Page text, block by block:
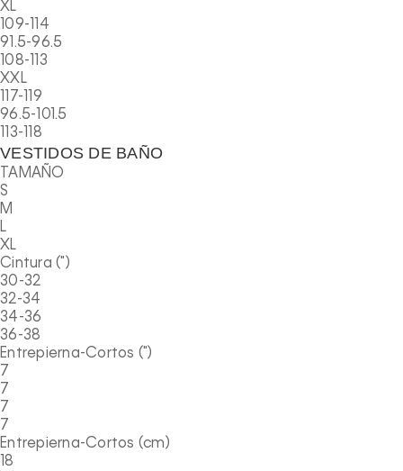
XL
109-114
91.5-96.5
108-113
XXL
117-119
96.5-101.5
113-118
VESTIDOS DE BAÑO
TAMAÑO
S
M
L
XL
Cintura (")
30-32
32-34
34-36
36-38
Entrepierna-Cortos (")
7
7
7
7
Entrepierna-Cortos (cm)
18